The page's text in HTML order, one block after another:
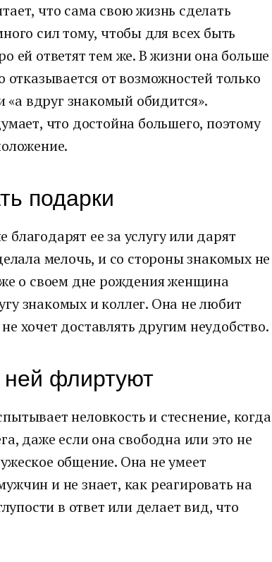
что сама свою жизнь сделать
сил тому, чтобы для всех быть
ей ответят тем же. В жизни она больше
от возможностей только
«а вдруг знакомый обидится».
что достойна большего, поэтому
подарки
ее за услугу или дарят
мелочь, и со стороны знакомых не
о своем дне рождения женщина
знакомых и коллег. Она не любит
хочет доставлять другим неудобство.
ней флиртуют
неловкость и стеснение, когда
даже если она свободна или это не
общение. Она не умеет
и не знает, как реагировать на
в ответ или делает вид, что